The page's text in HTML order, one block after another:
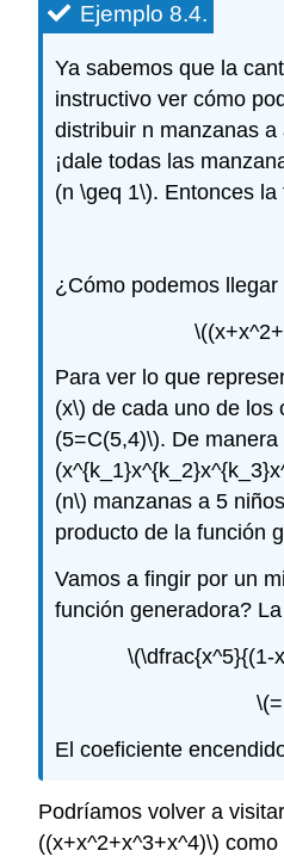
Ejemplo 8.4.
Ya sabemos que la
instructivo ver cómo
distribuir n manzanas a
¡dale todas las
(n \geq 1\). Entonces
¿Cómo podemos
Para ver lo que
(x\) de cada uno de los
(5=C(5,4)\). De
(n\) manzanas a 5
producto de la función
Vamos a fingir por un
función generadora?
\(\dfrac{x^5}{(1-
El coeficiente
Podríamos volver a
((x+x^2+x^3+x^4)\) como